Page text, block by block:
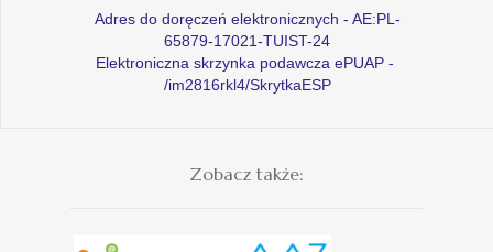
Adres do doręczeń elektronicznych - AE:PL-
65879-17021-TUIST-24
Elektroniczna skrzynka podawcza ePUAP -
/im2816rkl4/SkrytkaESP
Zobacz także: